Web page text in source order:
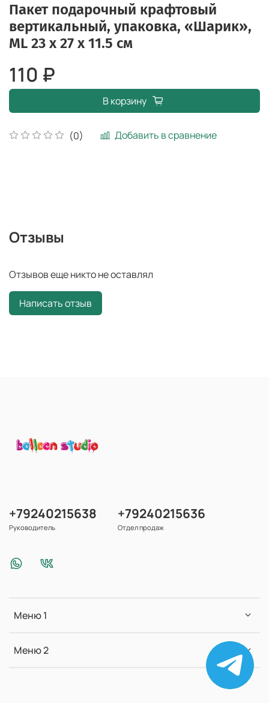
Пакет подарочный крафтовый
вертикальный, упаковка, «Шарик»,
ML 23 х 27 х 11.5 см
(0) Добавить в сравнение
110 ₽
В корзину
Отзывы
Отзывов еще никто не оставлял
Написать отзыв
Меню 1
Меню 2
+79240215638
Руководитель
+79240215636
Отдел продаж